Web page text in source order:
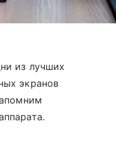
из лучших
экранов